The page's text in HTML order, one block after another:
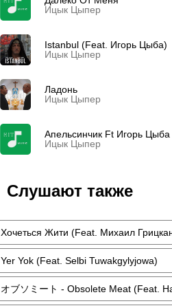
Ицык Цыпер
Istanbul (Feat. Игорь Цыба)
Ицык Цыпер
Ладонь
Ицык Цыпер
Апельсинчик Ft Игорь Цыба
Ицык Цыпер
Слушают также
Хочеться Жити (Feat. Михаил
Yer Yok (Feat. Selbi Tuwakgylyjowa)
オブソミート - Obsolete Meat (Feat.